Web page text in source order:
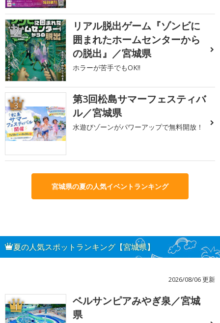
2
リアル脱出ゲーム『ゾンビに
囲まれたホームセンターから
の脱出』／宮城県
ホラーが苦手でもOK!!
3
第3回松島サマーフェスティバ
ル／宮城県
水遊びゾーンがパワーアップで無料開放！
宮城県の夏の人気イベントランキング
夏の人気スポットランキング【宮城県】
2026/08/06 更新
1
ベルサンピアみやぎ泉／宮城
県